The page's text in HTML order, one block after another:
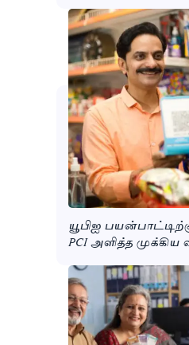
யூபிஐ
PCI அளித்த முக்கிய